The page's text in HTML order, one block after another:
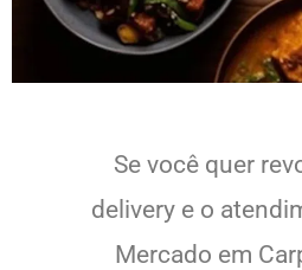
Se você quer
delivery e o
Mercado em